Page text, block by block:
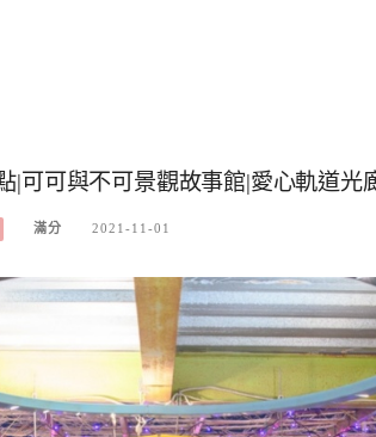
|可可與不可景觀故事館|愛心軌道
滿分 2021-11-01